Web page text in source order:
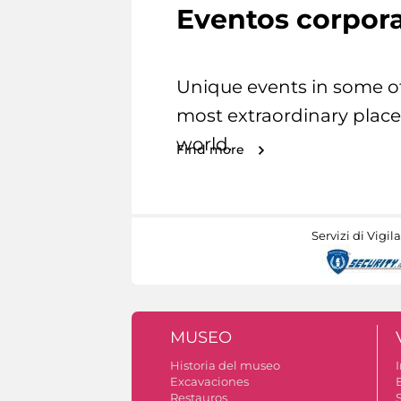
Eventos
Unique events in some
most extraordinary
world.
Find more
Servizi di
MUSEO
Historia del museo
Excavaciones
Restauros